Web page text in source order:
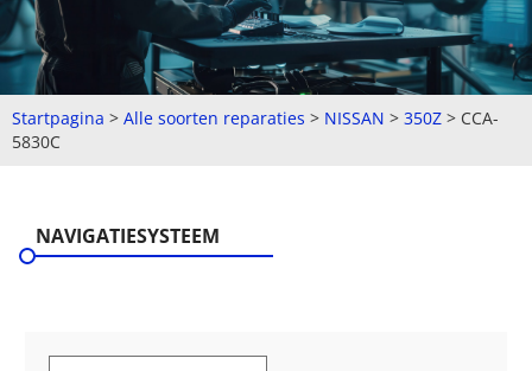
Startpagina > Alle soorten reparaties > NISSAN > 350Z > CCA-
5830C
NAVIGATIESYSTEEM